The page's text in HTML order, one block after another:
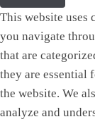
This website uses
you navigate
that are
they are
the website. We
analyze and